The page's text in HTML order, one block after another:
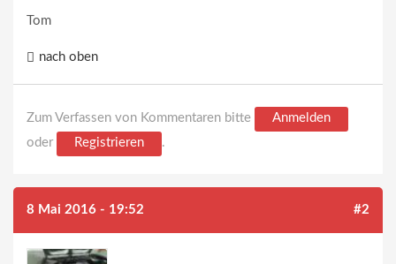
Tom
nach oben
Zum Verfassen von Kommentaren bitte
Anmelden
oder
Registrieren .
8 Mai 2016 - 19:52 #2